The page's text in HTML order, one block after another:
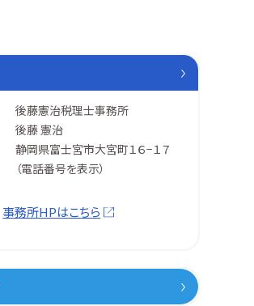
後藤憲治税理士事務所
後藤 憲治
静岡県富士宮市大宮町１６−１７
（電話番号を表示）
事務所HPはこちら